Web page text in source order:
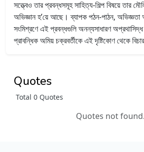
সত্ত্বেও তার প্রবন্ধসমূহ সাহিত্য-শিল্প বিষয়ে তার
অভিজ্ঞান হ’য়ে আছে। ব্যাপক পঠন-পাঠন, অভিজ্ঞতা
সংমিশ্রণে এই প্রবন্ধগুলি অনন্যসাধারণ অপ্রথাসিদ্ধ
প্রাবন্ধিক অমিয় চক্রবর্তীকে এই দৃষ্টিকোণ থেকে
Quotes
Total 0 Quotes
Quotes not found.